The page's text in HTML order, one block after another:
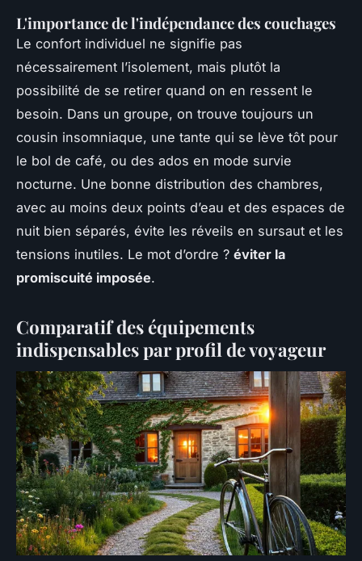
L'importance de l'indépendance des couchages
Le confort individuel ne signifie pas
nécessairement l’isolement, mais plutôt la
possibilité de se retirer quand on en ressent le
besoin. Dans un groupe, on trouve toujours un
cousin insomniaque, une tante qui se lève tôt pour
le bol de café, ou des ados en mode survie
nocturne. Une bonne distribution des chambres,
avec au moins deux points d’eau et des espaces de
nuit bien séparés, évite les réveils en sursaut et les
tensions inutiles. Le mot d’ordre ? éviter la
promiscuité imposée.
Comparatif des équipements
indispensables par profil de voyageur